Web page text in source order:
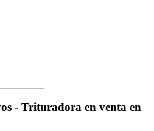
- Trituradora en venta en